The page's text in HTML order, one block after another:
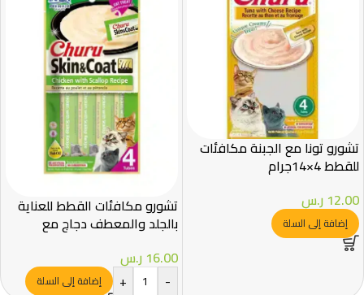
تشورو تونا مع الجبنة مكافئات
للقطط 4×14جرام
12.00 ر.س
إضافة إلى السلة
تشورو مكافئات القطط للعناية
بالجلد والمعطف دجاج مع
16.00 ر.س
-
+ إضافة إلى السلة